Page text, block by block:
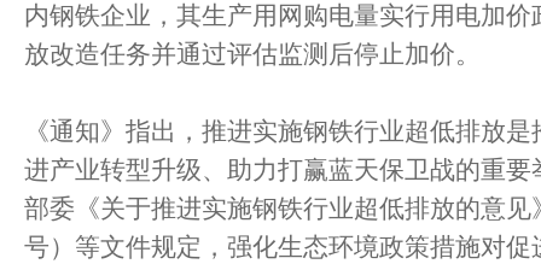
内钢铁企业，其生产用网购电量实行用电加
放改造任务并通过评估监测后停止加价。
《通知》指出，推进实施钢铁行业超低排放
进产业转型升级、助力打赢蓝天保卫战的重
部委《关于推进实施钢铁行业超低排放的意
号）等文件规定，强化生态环境政策措施对